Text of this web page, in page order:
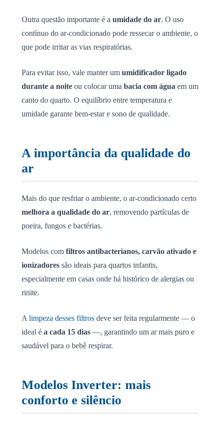
Outra questão importante é a umidade do ar. O uso
contínuo do ar-condicionado pode ressecar o ambiente, o
que pode irritar as vias respiratórias.
Para evitar isso, vale manter um umidificador ligado
durante a noite ou colocar uma bacia com água em um
canto do quarto. O equilíbrio entre temperatura e
umidade garante bem-estar e sono de qualidade.
A importância da qualidade do
ar
Mais do que resfriar o ambiente, o ar-condicionado certo
melhora a qualidade do ar, removendo partículas de
poeira, fungos e bactérias.
Modelos com filtros antibacterianos, carvão ativado e
ionizadores são ideais para quartos infantis,
especialmente em casas onde há histórico de alergias ou
rinite.
A limpeza desses filtros deve ser feita regularmente — o
ideal é a cada 15 dias —, garantindo um ar mais puro e
saudável para o bebê respirar.
Modelos Inverter: mais
conforto e silêncio